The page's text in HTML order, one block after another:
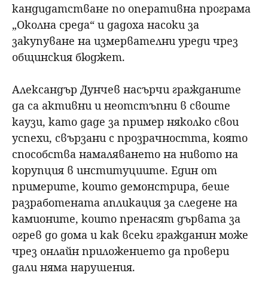
кандидатстване по оперативна програма
„Околна среда“ и дадоха насоки за
закупуване на измервателни уреди чрез
общинския бюджет.
Александър Дунчев насърчи гражданите
да са активни и неотстъпни в своите
каузи, като даде за пример няколко свои
успехи, свързани с прозрачността, която
способства намаляването на нивото на
корупция в институциите. Един от
примерите, които демонстрира, беше
разработената апликация за следене на
камионите, които пренасят дървата за
огрев до дома и как всеки гражданин може
чрез онлайн приложението да провери
дали няма нарушения.